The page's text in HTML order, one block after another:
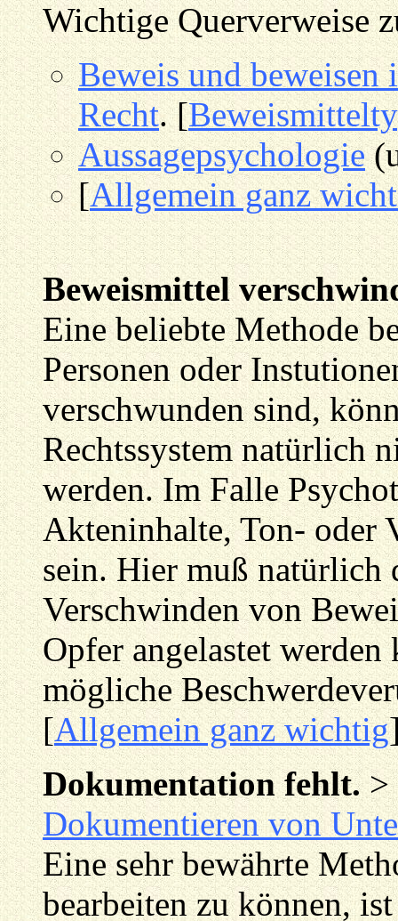
Wichtige Querverweise
Beweis und
Recht. [
Aussagepsychologie
[Allgemein ganz
Beweismittel
Eine beliebte Methode
Personen oder
verschwunden sind,
Rechtssystem natürlich
werden. Im Falle
Akteninhalte, Ton- oder
sein. Hier muß natürlich
Verschwinden von
Opfer angelastet
mögliche
[Allgemein ganz wichtig
Dokumentation fehlt.>
Dokumentieren von
Eine sehr bewährte
bearbeiten zu können,